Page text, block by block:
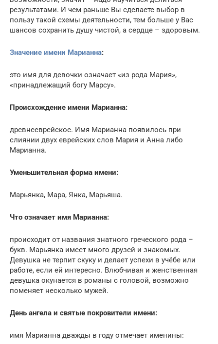
результатами. И чем раньше Вы сделаете выбор в
пользу такой схемы деятельности, тем больше у Вас
шансов сохранить душу чистой, а сердце – здоровым.
Значение имени Марианна:
это имя для девочки означает «из рода Мария»,
«принадлежащий богу Марсу».
Происхождение имени Марианна:
древнееврейское. Имя Марианна появилось при
слиянии двух еврейских слов Мария и Анна либо
Марианна.
Уменьшительная форма имени:
Марьянка, Мара, Янка, Марьяша.
Что означает имя Марианна:
происходит от названия знатного греческого рода –
букв. Марьянка имеет много друзей и знакомых.
Девушка не терпит скуку и делает успехи в учёбе или
работе, если ей интересно. Влюбчивая и женственная
девушка окунается в романы с головой, возможно
поменяет несколько мужей.
День ангела и святые покровители имени:
имя Марианна дважды в году отмечает именины: